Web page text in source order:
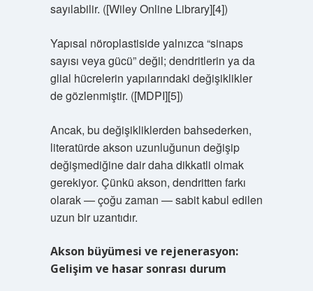
sayılabilir. ([Wiley Online Library][4])
Yapısal nöroplastiside yalnızca “sinaps
sayısı veya gücü” değil; dendritlerin ya da
glial hücrelerin yapılarındaki değişiklikler
de gözlenmiştir. ([MDPI][5])
Ancak, bu değişikliklerden bahsederken,
literatürde akson uzunluğunun değişip
değişmediğine dair daha dikkatli olmak
gerekiyor. Çünkü akson, dendritten farkı
olarak — çoğu zaman — sabit kabul edilen
uzun bir uzantıdır.
Akson büyümesi ve rejenerasyon:
Gelişim ve hasar sonrası durum